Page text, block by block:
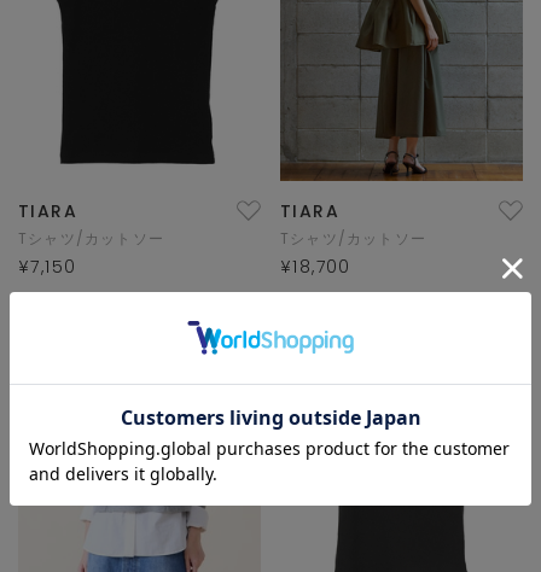
TIARA
Tシャツ/カットソー
¥7,150
TIARA
Tシャツ/カットソー
¥18,700